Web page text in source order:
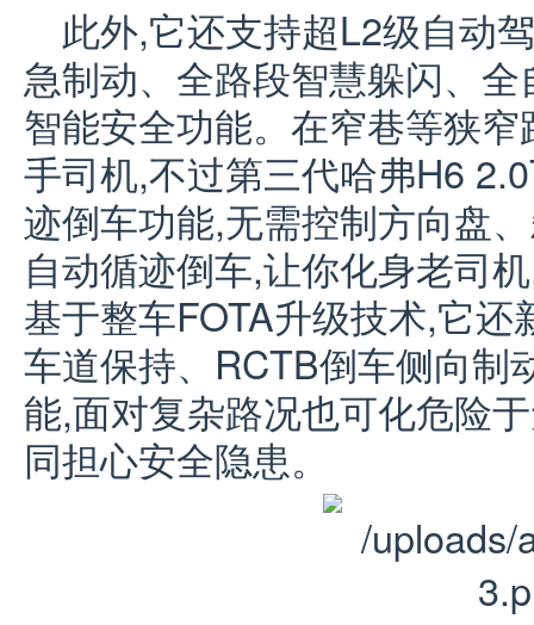
此外,它还支持超L2级自动
急制动、全路段智慧躲闪、
智能安全功能。在窄巷等狭
手司机,不过第三代哈弗H6
迹倒车功能,无需控制方向盘
自动循迹倒车,让你化身老司
基于整车FOTA升级技术,它
车道保持、RCTB倒车侧向制
能,面对复杂路况也可化危险
同担心安全隐患。